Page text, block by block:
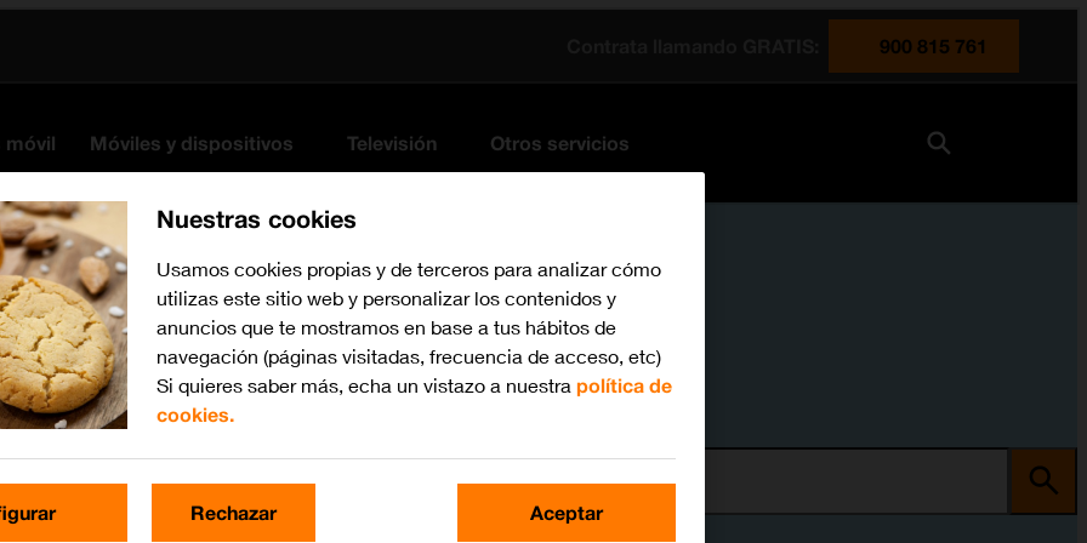
900 815 761
móvil Móviles y dispositivos Televisión Otros servicios
Busca por problema o tema
Nuestras cookies
Usamos cookies propias y de terceros para analizar cómo
utilizas este sitio web y personalizar los contenidos y
anuncios que te mostramos en base a tus hábitos de
navegación (páginas visitadas, frecuencia de acceso, etc)
Si quieres saber más, echa un vistazo a nuestra política de
cookies.
Rechazar Aceptar